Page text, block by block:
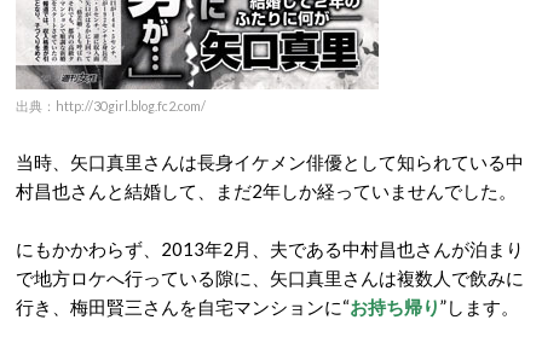
出典：http://30girl.blog.fc2.com/
当時、矢口真里さんは長身イケメン俳優として知られている中
村昌也さんと結婚して、まだ2年しか経っていませんでした。
にもかかわらず、2013年2月、夫である中村昌也さんが泊まり
で地方ロケへ行っている隙に、矢口真里さんは複数人で飲みに
行き、梅田賢三さんを自宅マンションに“お持ち帰り”します。